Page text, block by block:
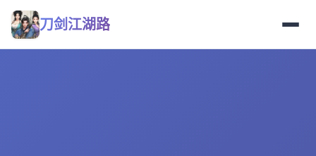
刀剑江湖路